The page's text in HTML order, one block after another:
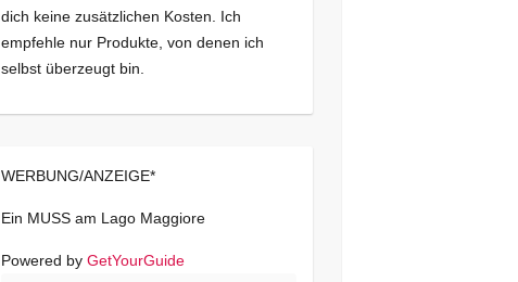
dich keine zusätzlichen Kosten. Ich
empfehle nur Produkte, von denen ich
selbst überzeugt bin.
WERBUNG/ANZEIGE*
Ein MUSS am Lago Maggiore
Powered by GetYourGuide